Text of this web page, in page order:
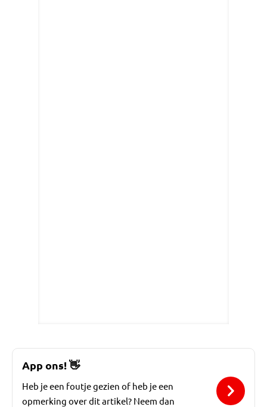
App ons!👋
Heb je een foutje gezien of heb je een
opmerking over dit artikel? Neem dan